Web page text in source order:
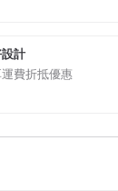
計
費折抵優惠